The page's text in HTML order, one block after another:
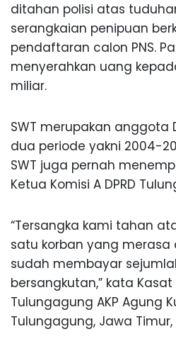
ditahan polisi atas
serangkaian penipuan
pendaftaran calon PNS.
menyerahkan uang
miliar.
SWT merupakan anggota
dua periode yakni 2004-
SWT juga pernah
Ketua Komisi A DPRD
“Tersangka kami tahan
satu korban yang merasa
sudah membayar
bersangkutan,” kata Kasat
Tulungagung AKP Agung
Tulungagung, Jawa